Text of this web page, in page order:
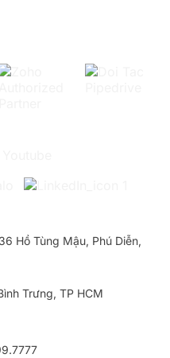
Hồ Tùng Mậu, Phú Diễn,
Trưng, TP HCM